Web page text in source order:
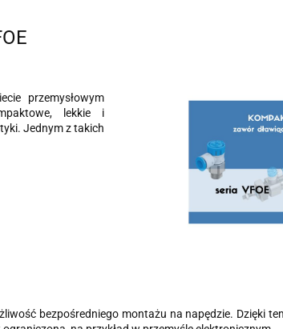
przemysłowym
lekkie i
Jednym z takich
bezpośredniego montażu na napędzie. Dzięki